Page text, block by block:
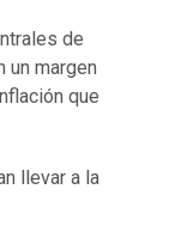
de
un margen
que
llevar a la